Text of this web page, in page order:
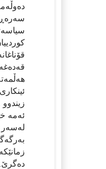
زیندوو
ئەمە
لەسەر
دەگرێ.